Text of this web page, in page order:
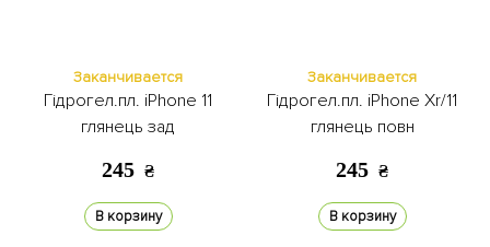
Заканчивается
Гідрогел.пл. iPhone 11
глянець зад
245 ₴
В корзину
Заканчивается
Гідрогел.пл. iPhone Xr/11
глянець повн
245 ₴
В корзину